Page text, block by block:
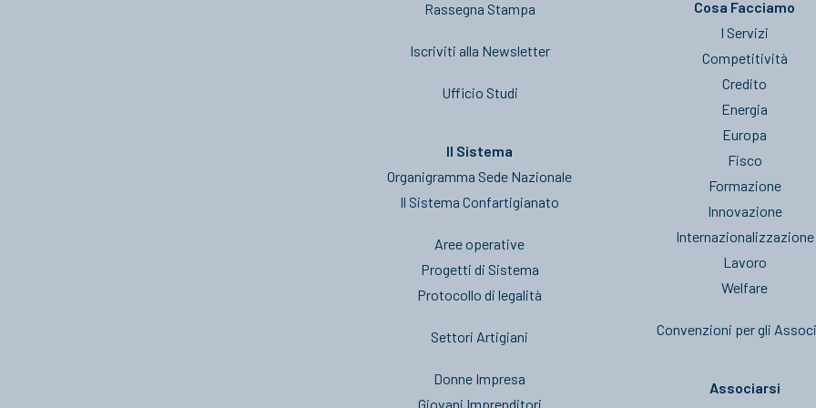
Rassegna Stampa
Iscriviti alla Newsletter
Ufficio Studi
Il Sistema
Organigramma Sede Nazionale
Il Sistema Confartigianato
Aree operative
Progetti di Sistema
Protocollo di legalità
Settori Artigiani
Donne Impresa
Giovani Imprenditori
Cosa Facciamo
I Servizi
Competitività
Credito
Energia
Europa
Fisco
Formazione
Innovazione
Internazionalizzazione
Lavoro
Welfare
Convenzioni per gli
Associarsi